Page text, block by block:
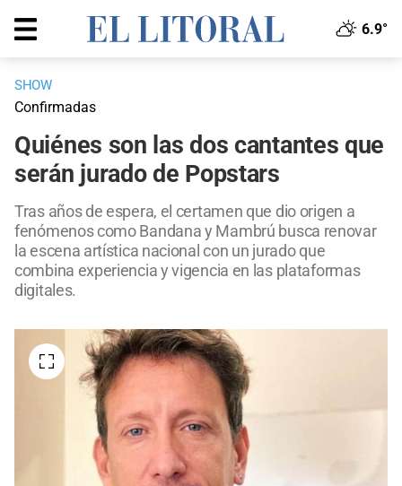
6.9°
SHOW
Confirmadas
Quiénes son las dos cantantes que
serán jurado de Popstars
Tras años de espera, el certamen que dio origen a
fenómenos como Bandana y Mambrú busca renovar
la escena artística nacional con un jurado que
combina experiencia y vigencia en las plataformas
digitales.